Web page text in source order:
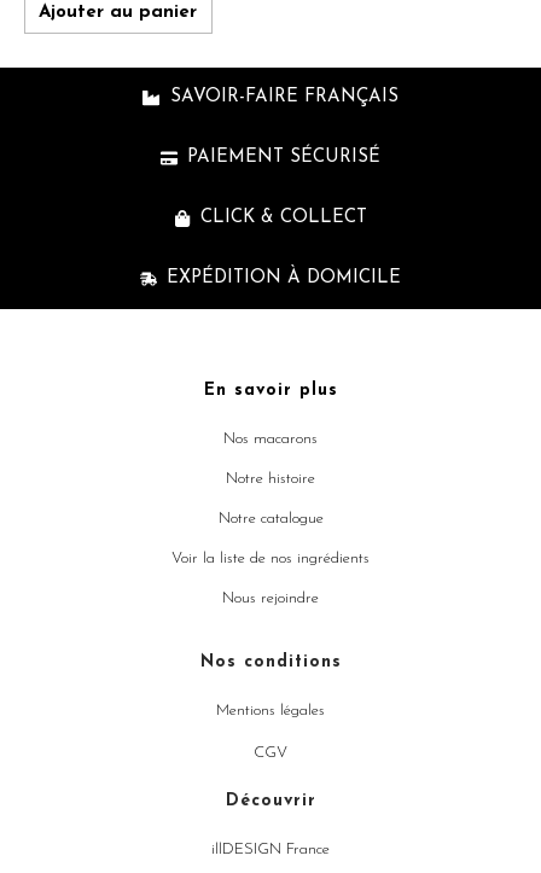
Ajouter au panier
SAVOIR-FAIRE FRANÇAIS
PAIEMENT SÉCURISÉ
CLICK & COLLECT
EXPÉDITION À DOMICILE
En savoir plus
Nos macarons
Notre histoire
Notre catalogue
Voir la liste de nos ingrédients
Nous rejoindre
Nos conditions
Mentions légales
CGV
Découvrir
illDESIGN France